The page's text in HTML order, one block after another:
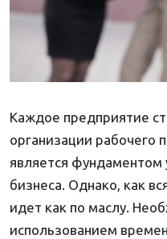
Каждое предприятие
организации рабочего
является фундаментом
бизнеса. Однако, как
идет как по маслу.
использованием